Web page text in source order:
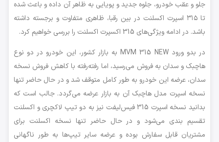
جلو و عقب خودرو، جلوه جدید و پویایی به ظاهر آن داده و باعث شده
تا ۳۱۵ اسپرت اکسلنت در بین رقبا، ظاهری متفاوت و برجسته داشته
باشد. در ادامه ویژگی‌های 315 اکسپرت اکسلنت را بررسی خواهیم کرد.
در بدو ورود MVM 315 NEW به بازار کشور، این خودرو در دو نوع
هاچبک و سدان به فروش می‌رسید، اما رفته‌رفته با کاهش فروش نسخه
سدان، عرضه این خودرو به طور کامل متوقف شد و در حال حاضر تنها
نسخه اسپرت مدل هاچبک آن به بازار عرضه می‌گردد. جالب است که
بدانید نسخه اسپرت 315 فیس‌لیفت نیز به دو تیپ لاکچری و اکسلنت
تقسیم بندی می‌شود و در حال حاضر تنها نسخه اکسلنت برای
مشتریان قابل سفارش بوده و عرضه سایر تیپ‌ها به طور ناگهانی